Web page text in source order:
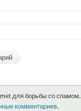
для борьбы со спамом.
комментариев.